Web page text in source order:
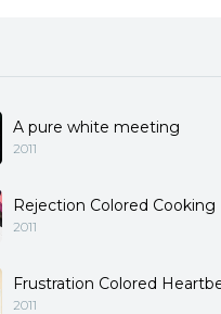
A pure white meeting
2011
Rejection Colored Cooking
2011
Frustration Colored
2011